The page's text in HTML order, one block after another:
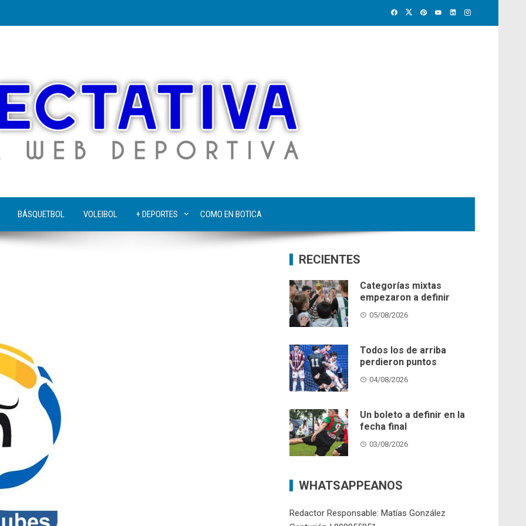
BÁSQUETBOL VOLEIBOL + DEPORTES COMO EN BOTICA
RECIENTES
Categorías mixtas
empezaron a definir
05/08/2026
Todos los de arriba
perdieron puntos
04/08/2026
Un boleto a definir en la
fecha final
03/08/2026
WHATSAPPEANOS
Redactor Responsable: Matías González